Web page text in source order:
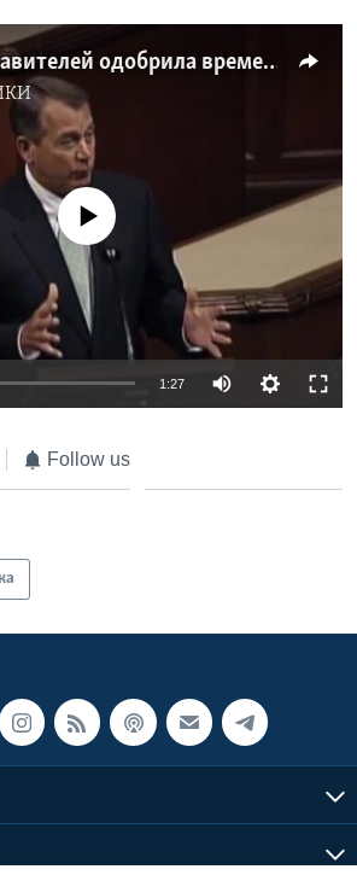
Палата представителей одобрила временное повышение потолка госдолга
source currently available
1:27
Follow us